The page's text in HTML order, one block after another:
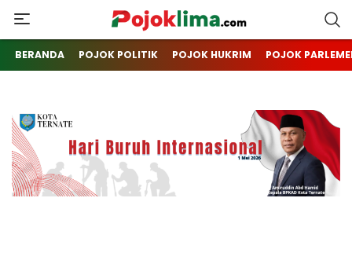
pojoklima.com
Mojokin
BERANDA POJOK POLITIK POJOK HUKRIM POJOK